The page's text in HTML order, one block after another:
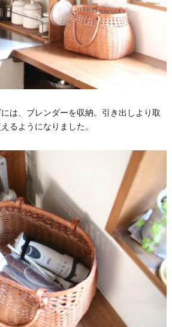
は、ブレンダーを収納。引き出しより取
るようになりました。